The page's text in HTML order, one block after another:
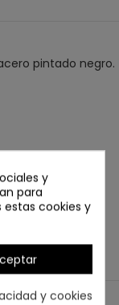
pintado negro.
y
para
cookies y
y cookies